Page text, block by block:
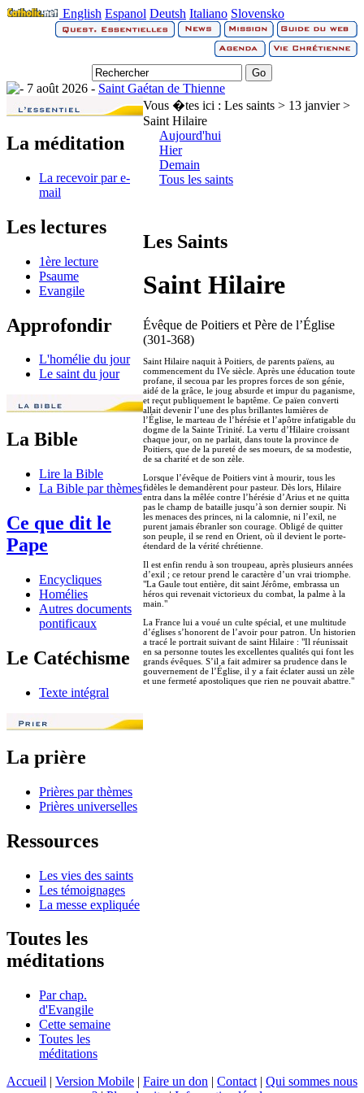
English Espanol Deutsh Italiano Slovensko
7 août 2026 - Saint Gaétan de Thienne
La méditation
La recevoir par e-
mail
Les lectures
1ère lecture
Psaume
Evangile
Approfondir
L'homélie du jour
Le saint du jour
La Bible
Lire la Bible
La Bible par thèmes
Ce que dit le
Pape
Encycliques
Homélies
Autres documents
pontificaux
Le Catéchisme
Texte intégral
La prière
Prières par thèmes
Prières universelles
Ressources
Les vies des saints
Les témoignages
La messe expliquée
Toutes les
méditations
Par chap.
d'Evangile
Cette semaine
Toutes les
méditations
Vous �tes ici : Les saints > 13 janvier >
Saint Hilaire
Aujourd'hui
Hier
Demain
Tous les saints
Les Saints
Saint Hilaire
Évêque de Poitiers et Père de l’Église
(301-368)
Saint Hilaire naquit à Poitiers, de parents païens, au
commencement du IVe siècle. Après une éducation toute
profane, il secoua par les propres forces de son génie,
aidé de la grâce, le joug absurde et impur du paganisme,
et reçut publiquement le baptême. Ce païen converti
allait devenir l’une des plus brillantes lumières de
l’Église, le marteau de l’hérésie et l’apôtre infatigable du
dogme de la Sainte Trinité. La vertu d’Hilaire croissant
chaque jour, on ne parlait, dans toute la province de
Poitiers, que de la pureté de ses moeurs, de sa modestie,
de sa charité et de son zèle.
Lorsque l’évêque de Poitiers vint à mourir, tous les
fidèles le demandèrent pour pasteur. Dès lors, Hilaire
entra dans la mêlée contre l’hérésie d’Arius et ne quitta
pas le champ de bataille jusqu’à son dernier soupir. Ni
les menaces des princes, ni la calomnie, ni l’exil, ne
purent jamais ébranler son courage. Obligé de quitter
son peuple, il se rend en Orient, où il devient le porte-
étendard de la vérité chrétienne.
Il est enfin rendu à son troupeau, après plusieurs années
d’exil ; ce retour prend le caractère d’un vrai triomphe.
"La Gaule tout entière, dit saint Jérôme, embrassa un
héros qui revenait victorieux du combat, la palme à la
main."
La France lui a voué un culte spécial, et une multitude
d’églises s’honorent de l’avoir pour patron. Un historien
a tracé le portrait suivant de saint Hilaire : "Il réunissait
en sa personne toutes les excellentes qualités qui font les
grands évêques. S’il a fait admirer sa prudence dans le
gouvernement de l’Église, il y a fait éclater aussi un zèle
et une fermeté apostoliques que rien ne pouvait abattre."
Accueil | Version Mobile | Faire un don | Contact | Qui sommes nous